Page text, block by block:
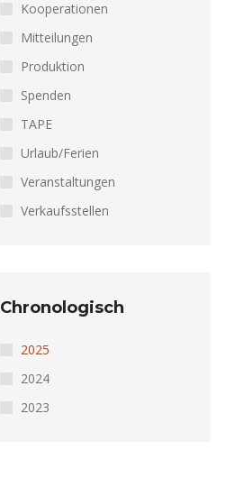
Kooperationen
Mitteilungen
Produktion
Spenden
TAPE
Urlaub/Ferien
Veranstaltungen
Verkaufsstellen
Chronologisch
2025
2024
2023